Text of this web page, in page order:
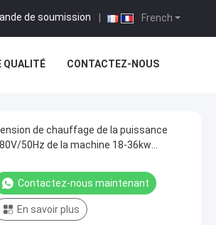
French
de soumission
QUALITÉ CONTACTEZ-NOUS
de chauffage de la puissance
50Hz de la machine 18-36kw
Contactez-nous maintenant
En savoir plus